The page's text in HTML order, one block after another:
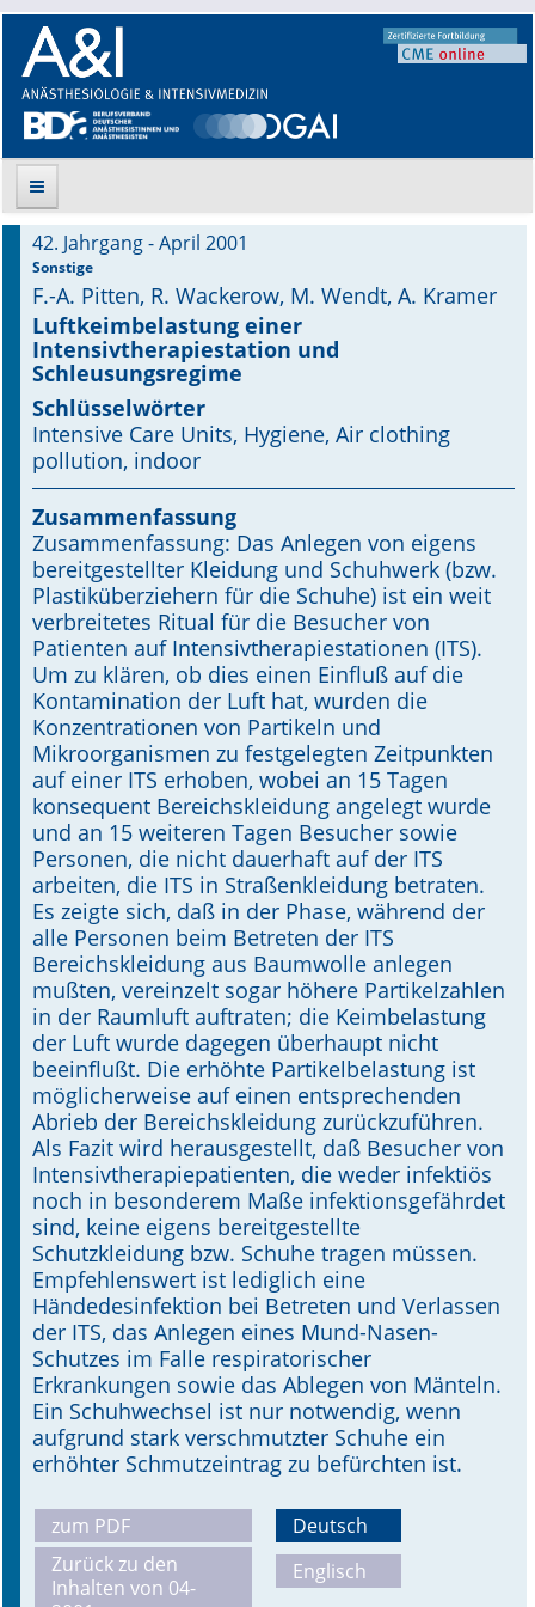
Suche
Aktuelle Ausgabe
Leitlinien
Archiv
Supplements
Supplements OrphanAnesthesia
Online First
A&I English
Mediadaten
Autoren-Service
Bestell-Service
Stellenmarkt
Kongresskalender
42. Jahrgang - April 2001
Sonstige
F.-A. Pitten, R. Wackerow, M. Wendt, A. Kramer
Luftkeimbelastung einer
Intensivtherapiestation und
Schleusungsregime
Schlüsselwörter
Intensive Care Units, Hygiene, Air clothing
pollution, indoor
Zusammenfassung
Zusammenfassung: Das Anlegen von eigens
bereitgestellter Kleidung und Schuhwerk (bzw.
Plastiküberziehern für die Schuhe) ist ein weit
verbreitetes Ritual für die Besucher von
Patienten auf Intensivtherapiestationen (ITS).
Um zu klären, ob dies einen Einfluß auf die
Kontamination der Luft hat, wurden die
Konzentrationen von Partikeln und
Mikroorganismen zu festgelegten Zeitpunkten
auf einer ITS erhoben, wobei an 15 Tagen
konsequent Bereichskleidung angelegt wurde
und an 15 weiteren Tagen Besucher sowie
Personen, die nicht dauerhaft auf der ITS
arbeiten, die ITS in Straßenkleidung betraten.
Es zeigte sich, daß in der Phase, während der
alle Personen beim Betreten der ITS
Bereichskleidung aus Baumwolle anlegen
mußten, vereinzelt sogar höhere Partikelzahlen
in der Raumluft auftraten; die Keimbelastung
der Luft wurde dagegen überhaupt nicht
beeinflußt. Die erhöhte Partikelbelastung ist
möglicherweise auf einen entsprechenden
Abrieb der Bereichskleidung zurückzuführen.
Als Fazit wird herausgestellt, daß Besucher von
Intensivtherapiepatienten, die weder infektiös
noch in besonderem Maße infektionsgefährdet
sind, keine eigens bereitgestellte
Schutzkleidung bzw. Schuhe tragen müssen.
Empfehlenswert ist lediglich eine
Händedesinfektion bei Betreten und Verlassen
der ITS, das Anlegen eines Mund-Nasen-
Schutzes im Falle respiratorischer
Erkrankungen sowie das Ablegen von Mänteln.
Ein Schuhwechsel ist nur notwendig, wenn
aufgrund stark verschmutzter Schuhe ein
erhöhter Schmutzeintrag zu befürchten ist.
zum PDF
Zurück zu den
Inhalten von 04-
Deutsch
Englisch